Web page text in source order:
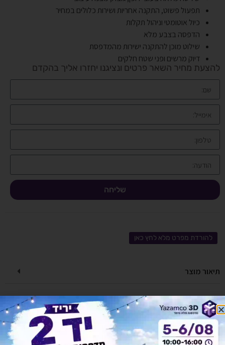
תפעול פשוט, התקנה אחריות ושירות כלולים במחיר
כיול אוטומטי וניהול תקלות
הדפסה בצבע מלא
שילוט מוכן להתקנה ישירות מהמדפסת
דיוק מרשים ופני שטח חלקים
להצעת מחיר השאר פרטים ונציגנו יחזרו אליך בהקדם
שליחה
להורדת מפרט מלא לחץ כאן
תיאור מוצר
מפרט טכני
אחריות ושירות